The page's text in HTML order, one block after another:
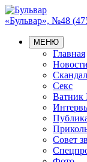
«Бульвар», №48
МЕНЮ
Главная
Новости
Секс
Ватник
Совет